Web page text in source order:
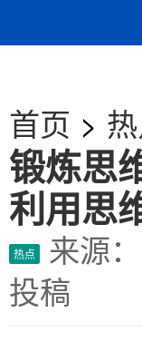
首页 >
锻炼思
利用思
热点 来源
投稿